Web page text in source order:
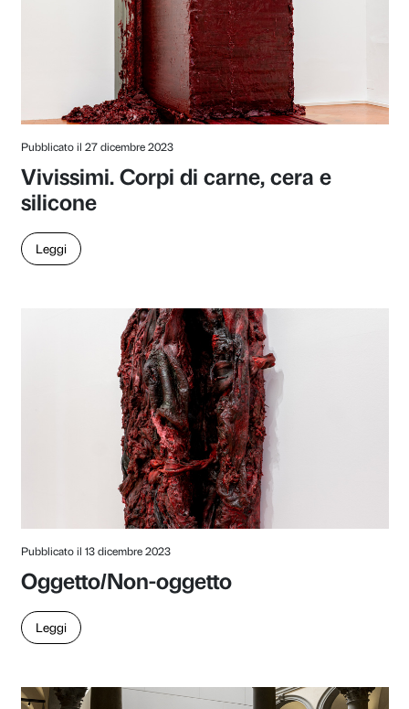
Un nuovo anno di Plurals
di Martino Margheri
Leggi
Pubblicato il 17 giugno 2024
L’artista come critico
di Maurizio Ferraris